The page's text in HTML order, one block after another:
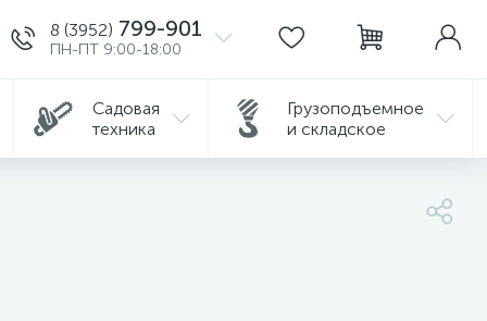
8 (3952) 799-901
ПН-ПТ 9:00-18:00
Садовая
техника
Грузоподъемное
и складское